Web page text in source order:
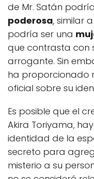
de Mr. Satán
poderosa, similar
podría ser una
que contrasta con
arrogante. Sin
ha proporcionado
oficial sobre su
Es posible que el
Akira Toriyama,
identidad de la
secreto para
misterio a su